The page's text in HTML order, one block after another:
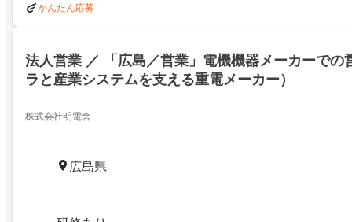
かんたん応募
法人営業 ／ 「広島／営業」電機機器メーカーでの
ラと産業システムを支える重電メーカー）
株式会社明電舎
広島県